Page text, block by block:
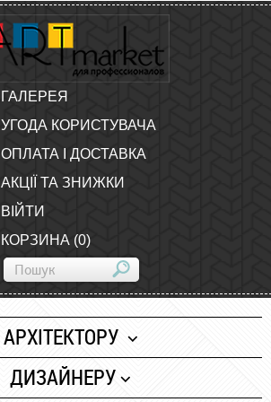
ГАЛЕРЕЯ
УГОДА КОРИСТУВАЧА
ОПЛАТА І ДОСТАВКА
АКЦІЇ ТА ЗНИЖКИ
ВІЙТИ
КОРЗИНА (0)
АРХІТЕКТОРУ
Папір
ДИЗАЙНЕРУ